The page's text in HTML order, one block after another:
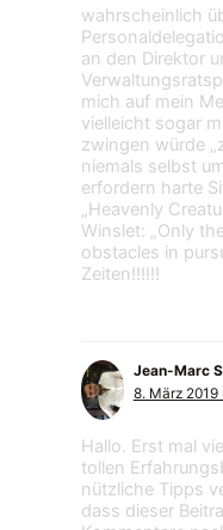
wahrscheinlich
an den Direktor
mich auf mein
vielleicht sogar
zwingen würde
niemals selbst
erfordern harte
„Heavenly
Winslet: „Only
obstacles in
Zeiten!!!!!!
Jean-Marc
8. März 2019
Hallo. Erst mal
tollen
nützliche Tipps
dass dieser